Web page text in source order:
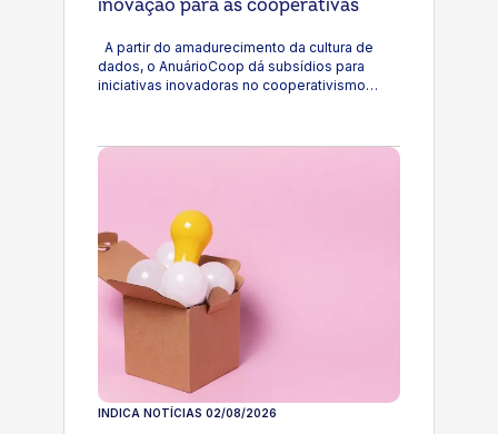
inovação para as cooperativas
dados, o AnuárioCoop dá subsídios para
iniciativas inovadoras no cooperativismo
INDICA NOTÍCIAS 02/08/2026